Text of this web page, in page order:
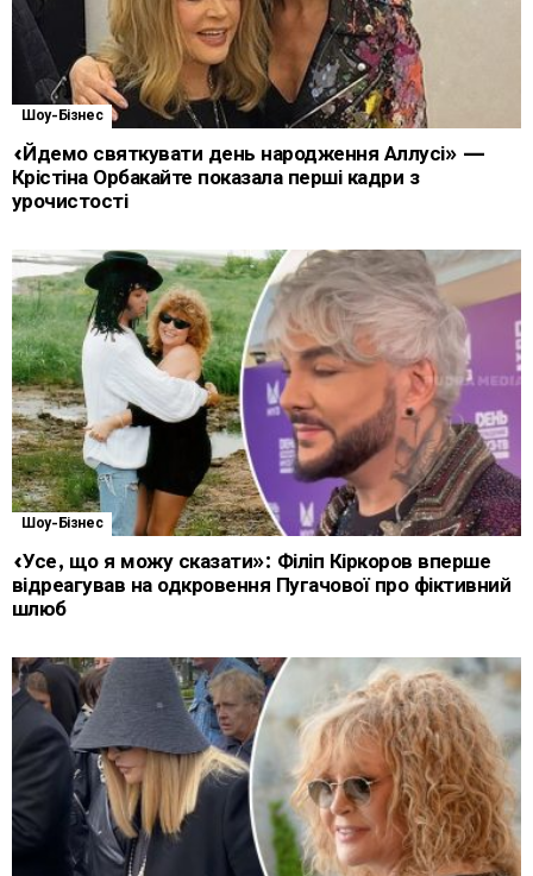
Шоу-Бізнес
«Йдемо святкувати день народження Аллусі» —
Крістіна Орбакайте показала перші кадри з
урочистості
Шоу-Бізнес
«Усе, що я можу сказати»: Філіп Кіркоров вперше
відреагував на одкровення Пугачової про фіктивний
шлюб